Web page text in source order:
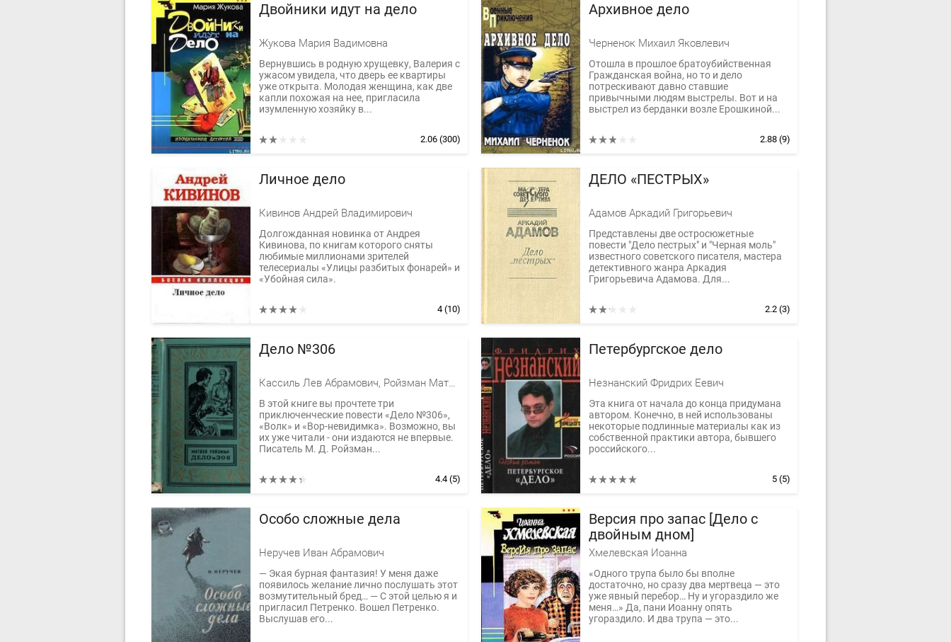
Двойники идут на дело
Жукова Мария Вадимовна
Вернувшись в родную хрущевку, Валерия с
ужасом увидела, что дверь ее квартиры
уже открыта. Молодая женщина, как две
капли похожая на нее, пригласила
изумленную хозяйку в...
2.06 (300)
Архивное дело
Черненок Михаил Яковлевич
Отошла в прошлое братоубийственная
Гражданская война, но то и дело
потрескивают давно ставшие
привычными людям выстрелы. Вот и на
выстрел из берданки возле Ерошкиной...
2.88(9)
Личное дело
Кивинов Андрей Владимирович
Долгожданная новинка от Андрея
Кивинова, по книгам которого сняты
любимые миллионами зрителей
телесериалы «Улицы разбитых фонарей» и
«Убойная сила».
4 (10)
ДЕЛО «ПЕСТРЫХ»
Адамов Аркадий Григорьевич
Представлены две остросюжетные
повести "Дело пестрых" и "Черная моль"
известного советского писателя, мастера
детективного жанра Аркадия
Григорьевича Адамова. Для...
2.2(3)
Дело №306
Кассиль Лев Абрамович, Ройзман Матвей Давидович
В этой книге вы прочтете три
приключенческие повести «Дело №306»,
«Волк» и «Вор-невидимка». Возможно, вы
их уже читали - они издаются не впервые.
Писатель М. Д. Ройзман...
4.4 (5)
Петербургское дело
Незнанский Фридрих Еевич
Эта книга от начала до конца придумана
автором. Конечно, в ней использованы
некоторые подлинные материалы как из
собственной практики автора, бывшего
российского...
5(5)
Особо сложные дела
Неручев Иван Абрамович
— Экая бурная фантазия! У меня даже
появилось желание лично послушать этот
возмутительный бред… — С этой целью я и
пригласил Петренко. Вошел Петренко.
Выслушав его...
Версия про запас [Дело с
двойным дном]
Хмелевская Иоанна
«Одного трупа было бы вполне
достаточно, но сразу два мертвеца — это
уже явный перебор… Ну и угораздило же
меня…» Да, пани Иоанну опять
угораздило. И два трупа — это...